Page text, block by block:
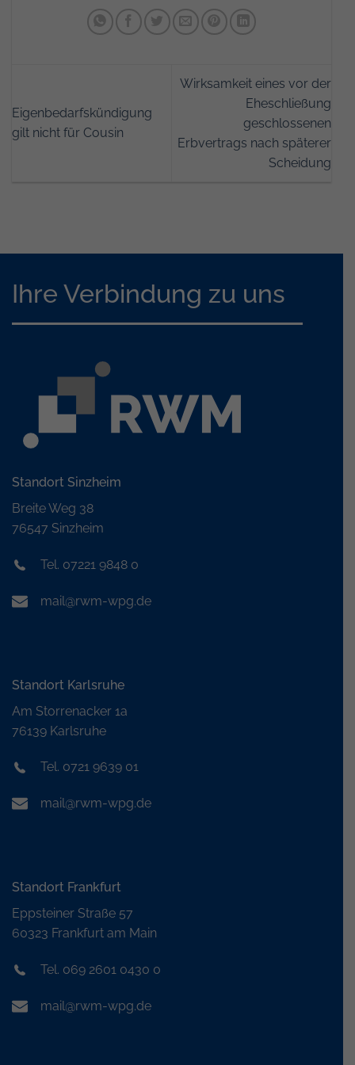
Eigenbedarfskündigung
gilt nicht für Cousin
Wirksamkeit eines vor der
Eheschließung
geschlossenen
Erbvertrags nach späterer
Scheidung
Ihre Verbindung zu uns
Standort Sinzheim
Breite Weg 38
76547 Sinzheim
Tel. 07221 9848 0
mail@rwm-wpg.de
Standort Karlsruhe
Am Storrenacker 1a
76139 Karlsruhe
Tel. 0721 9639 01
mail@rwm-wpg.de
Standort Frankfurt
Eppsteiner Straße 57
60323 Frankfurt am Main
Tel. 069 2601 0430 0
mail@rwm-wpg.de